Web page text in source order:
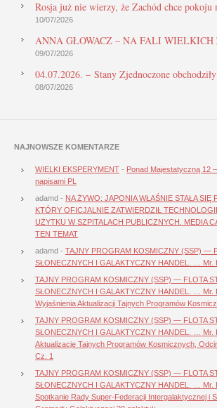
Rosja już nie wierzy, że Zachód chce pokoju
10/07/2026
ANNA GŁOWACZ – NA FALI WIELKICH
09/07/2026
04.07.2026. – Stany Zjednoczone
08/07/2026
NAJNOWSZE KOMENTARZE
WIELKI EKSPERYMENT - Ponad Majestatyczną 12
napisami PL
adamd - NA ŻYWO: JAPONIA WŁAŚNIE STAŁA SIĘ
KTÓRY OFICJALNIE ZATWIERDZIŁ
UŻYTKU W SZPITALACH PUBLICZNYCH. MEDIA
TEN TEMAT
adamd - TAJNY PROGRAM KOSMICZNY (SSP) —
SŁONECZNYCH I GALAKTYCZNY HANDEL. … Mr.
TAJNY PROGRAM KOSMICZNY (SSP) — FLOTA
SŁONECZNYCH I GALAKTYCZNY HANDEL. … Mr.
Wyjaśnienia Aktualizacji Tajnych Programów
TAJNY PROGRAM KOSMICZNY (SSP) — FLOTA
SŁONECZNYCH I GALAKTYCZNY HANDEL. … Mr.
Aktualizacje Tajnych Programów Kosmicznych,
Cz. 1
TAJNY PROGRAM KOSMICZNY (SSP) — FLOTA
SŁONECZNYCH I GALAKTYCZNY HANDEL. … Mr.
Spotkanie Rady Super-Federacji Intergalaktycznej i